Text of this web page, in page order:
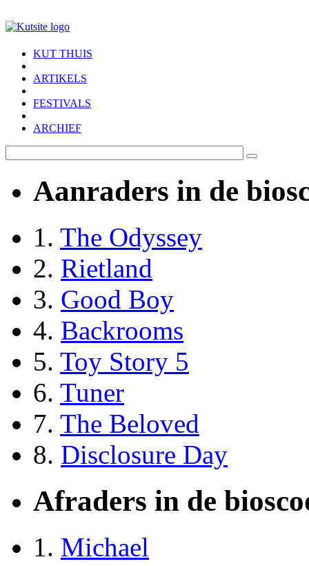
KUT THUIS
ARTIKELS
FESTIVALS
ARCHIEF
Aanraders in de
1. The Odyssey
2. Rietland
3. Good Boy
4. Backrooms
5. Toy Story 5
6. Tuner
7. The Beloved
8. Disclosure Day
Afraders in de
1. Michael